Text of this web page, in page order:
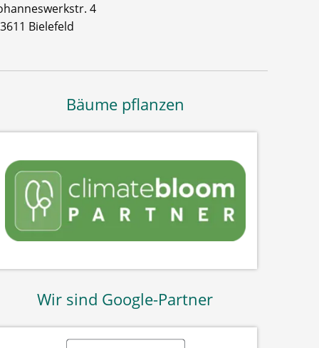
4
Bielefeld
Bäume pflanzen
Wir sind Google-Partner